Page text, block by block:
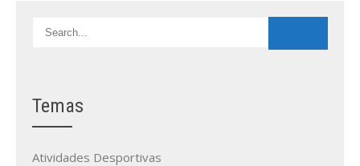
Temas
Atividades Desportivas